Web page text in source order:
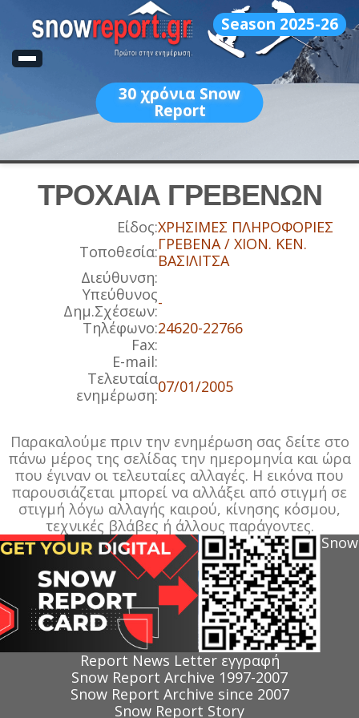
Season 2025-26
30 χρόνια Snow
Report
ΤΡΟΧΑΙΑ ΓΡΕΒΕΝΩΝ
Είδος:ΧΡΗΣΙΜΕΣ ΠΛΗΡΟΦΟΡΙΕΣ
Τοποθεσία:ΓΡΕΒΕΝΑ / ΧΙΟΝ. ΚΕΝ.
ΒΑΣΙΛΙΤΣΑ
Διεύθυνση:
Υπεύθυνος
Δημ.Σχέσεων:-
Τηλέφωνο:24620-22766
Fax:
E-mail:
Τελευταία
ενημέρωση:07/01/2005
Παρακαλούμε πριν την ενημέρωση σας δείτε στο
πάνω μέρος της σελίδας την ημερομηνία και ώρα
που έγιναν οι τελευταίες αλλαγές. Η εικόνα που
παρουσιάζεται μπορεί να αλλάξει από στιγμή σε
στιγμή λόγω αλλαγής καιρού, κίνησης κόσμου,
τεχνικές βλάβες ή άλλους παράγοντες.
Snow
Report News Letter εγγραφή
Snow Report Archive 1997-2007
Snow Report Archive since 2007
Snow Report Story